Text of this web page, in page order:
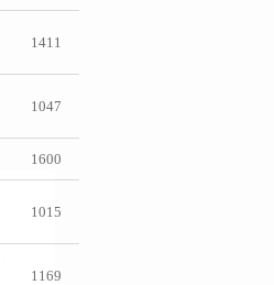
1411
1047
1600
1015
1169